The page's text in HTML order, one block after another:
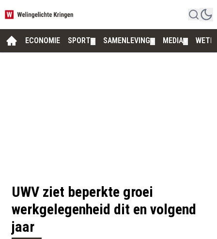
ECONOMIE SPORT SAMENLEVING MEDIA
UWV ziet beperkte groei
werkgelegenheid dit en volgend
jaar